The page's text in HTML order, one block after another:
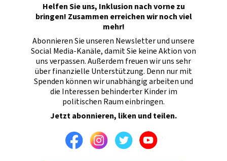
Helfen Sie uns, Inklusion nach vorne zu
bringen! Zusammen erreichen wir noch viel
mehr!
Abonnieren Sie unseren Newsletter und unsere
Social Media-Kanäle, damit Sie keine Aktion von
uns verpassen. Außerdem freuen wir uns sehr
über finanzielle Unterstützung. Denn nur mit
Spenden können wir unabhängig arbeiten und
die Interessen behinderter Kinder im
politischen Raum einbringen.
Jetzt abonnieren, liken und teilen.
FacebookInstagramTwitterYoutube